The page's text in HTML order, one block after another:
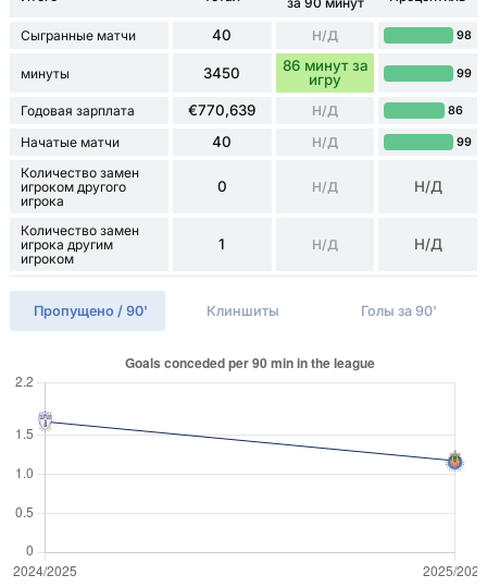
Сыгранные матчи 40 Н/Д 98
минуты 3450
86 минут за
игру
99
Годовая зарплата €770,639 Н/Д 86
Начатые матчи 40 Н/Д 99
Количество замен
игроком другого
игрока
0 Н/Д Н/Д
Количество замен
игрока другим
игроком
1 Н/Д Н/Д
Пропущено / 90' Клиншиты Голы за 90'